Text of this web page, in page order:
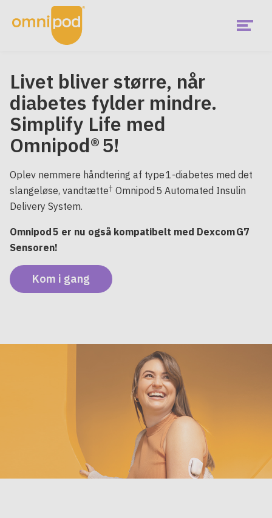
main
content
Menu
Livet bliver større, når
diabetes fylder mindre.
Simplify Life med
Omnipod® 5!
Oplev nemmere håndtering af type 1-diabetes med det
slangeløse, vandtætte† Omnipod 5 Automated Insulin
Delivery System.
Omnipod 5 er nu også kompatibelt med Dexcom G7
Sensoren!
Kom i gang